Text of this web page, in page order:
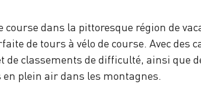
dans la pittoresque région de
de tours à vélo de course. Avec des
classements de difficulté, ainsi que
plein air dans les montagnes.